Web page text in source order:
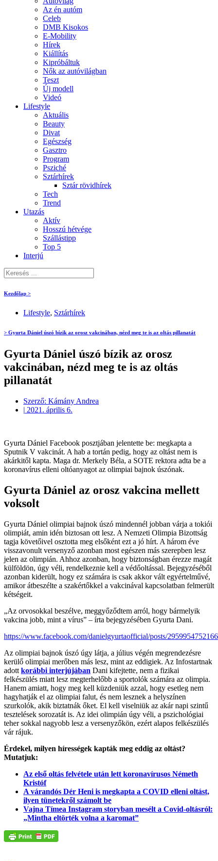
Az én autóm
Celeb
DMB Kisokos
E-Mobility
Hírek
Kiállítás
Kipróbáltuk
Nők az autóvilágban
Teszt
Új modell
Videó
Lifestyle
Aktuális
Beauty
Divat
Egészség
Gasztro
Program
Psziché
Sztárhírek
Sztár rövidhírek
Tech
Trend
Utazás
Aktív
Hosszú hétvége
Szállástipp
Top 5
Interjú
Kezdőlap >
Lifestyle, Sztárhírek
> Gyurta Dániel úszó bízik az orosz vakcinában, nézd meg te is az oltás pillanatát
Gyurta Dániel úszó bízik az orosz
vakcinában, nézd meg te is az oltás
pillanatát
Szerző: Kámány Andrea
| 2021. április 6.
Gyurta Dániel Facebook posztjában jelentette be: megkapta a
Sputnik V vakcinát. A hab a tortán pedig, hogy az oltást nem is
akárkitől kapta. Maga dr. Merkely Béla, a SOTE rektora adta be a
koronavírus elleni oltóanyagot az olimpiai bajnok úszónak.
Gyurta Dániel az orosz vakcina mellett
voksolt
Gyurta Dániel olimpiai bajnok úszó mindennél jobban várja a tokiói
olimpiát, amin idén biztosan ott lesz. A Nemzeti Olimpia Bizottság
tagja követőivel osztotta meg elsőként ezt a jó hírt. A három éve
visszavonult versenyző azonban most egészen más szerepben lesz
jelen az olimpián. Ahhoz azonban, hogy biztonságban érezze magát
külföldön, úgy véli, rendelkeznie kell a védőoltással. Bejegyzéséből
azonban kiderült, hogy ez számára is csak akkor vált egyértelművé,
amikor átbeszélte a szakértőkkel a vakcinával kapcsolatban felmerült
kétségeit.
„Az orvosokkal beszélve, meggyőződtem arról, hogy bármelyik
vakcina jobb, mint a vírus” – írta bejegyzésében Gyurta Dani.
https://www.facebook.com/danielgyurtaofficial/posts/
Az olimpiai bajnok úszó úgy látja, a július végén megrendezésre
kerülő olimpiai merőben más lesz, mint az eddigiek. Az Infostartnak
adott korábbi interjújában Dani kifejtette, nem a fizikai
felkészülés miatt lesz megterhelőbb a sportolók számára az olimpia.
Hanem amiatt, hogy meg kell küzdeniük azzal, hogy esetleg nem
hagyhatják el az olimpiai falut, és nem lesznek a helyszínen
szurkolók, akik biztatnák őket. El kell viselniük az akár napi szintű
tesztelések sorozatát is. Az idei olimpián úgy véli, a pszichológiai
teher sokkal nagyobb lesz a versenyzőkön, ezért alapos felkészülés
vár rájuk.
Érdekel, milyen hírességek kapták meg eddig az oltást?
Mutatjuk:
Az első oltás felvétele után lett koronavírusos Németh
Kristóf
A várandós Dér Heni is megkapta a COVID elleni oltást,
ilyen tünetekről számolt be
Vajna Tímea Instagram storyban mesélt a Covid-oltásról:
„Mintha eltörték volna a karomat”